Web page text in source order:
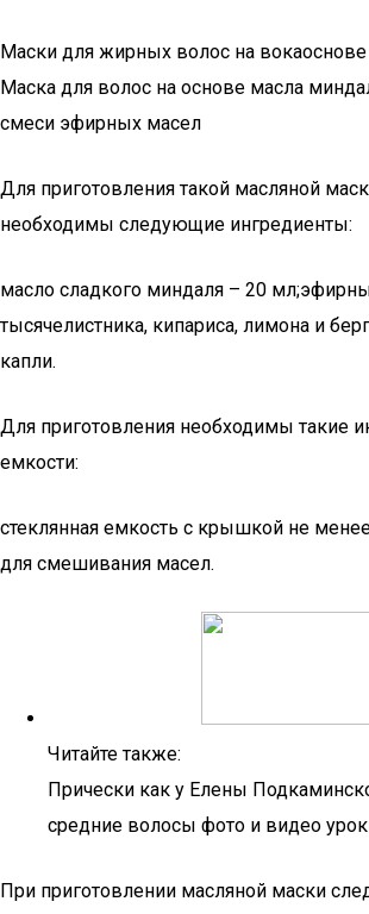
Маски для жирных волос на
Маска для волос на основе масла
смеси эфирных масел
Для приготовления такой масляной
необходимы следующие ингредиенты:
масло сладкого миндаля – 20
тысячелистника, кипариса, лимона и
капли.
Для приготовления необходимы такие
емкости:
стеклянная емкость с крышкой не
для смешивания масел.
Читайте также:
Прически как у Елены
средние волосы фото и видео
При приготовлении масляной маски